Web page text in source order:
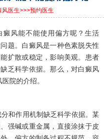
风医生>>>预约医生
癜风能不能使用偏方呢？生活
题。白癜风是一种色素脱失性
扩散或稳定，影响美观。患者
乏科学依据。那么，对白癜风
院的介绍。
作用机制缺乏科学依据。某
强碱或重金属，直接涂抹于皮